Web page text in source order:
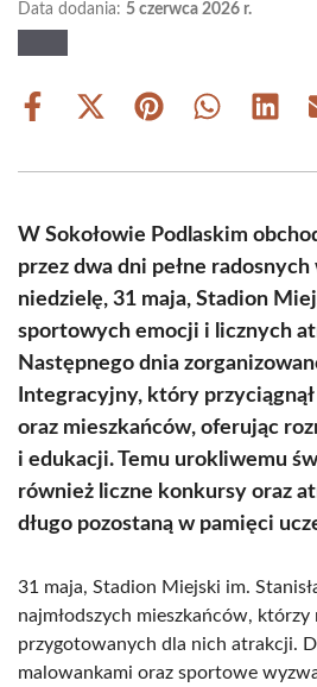
Data dodania: 5 czerwca 2026 r.
Share
Share
(Twitter)
Share Share Share
W Sokołowie Podlaskim
przez dwa dni pełne
niedzielę, 31 maja, Stadion
sportowych emocji i licznych
Następnego dnia
Integracyjny, który
oraz mieszkańców, oferując
i edukacji. Temu urokliwemu
również liczne konkursy oraz
długo pozostaną w pamięci
31 maja, Stadion Miejski im.
najmłodszych mieszkańców, którzy
przygotowanych dla nich atrakcji.
malowankami oraz sportowe